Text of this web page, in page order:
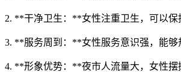
2. **干净卫生：**女性注重卫生，可以保
3. **服务周到：**女性服务意识强，能够
4. **形象优势：**夜市人流量大，女性摆